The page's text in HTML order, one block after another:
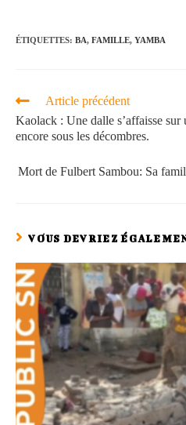
ÉTIQUETTES: BA, FAMILLE, YAMBA
Article précédent
Kaolack : Une dalle s’affaisse sur
encore sous les décombres.
Mort de Fulbert Sambou: Sa
VOUS DEVRIEZ